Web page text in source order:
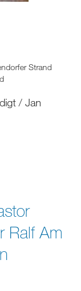
Strand
/ Jan
Ralf Am